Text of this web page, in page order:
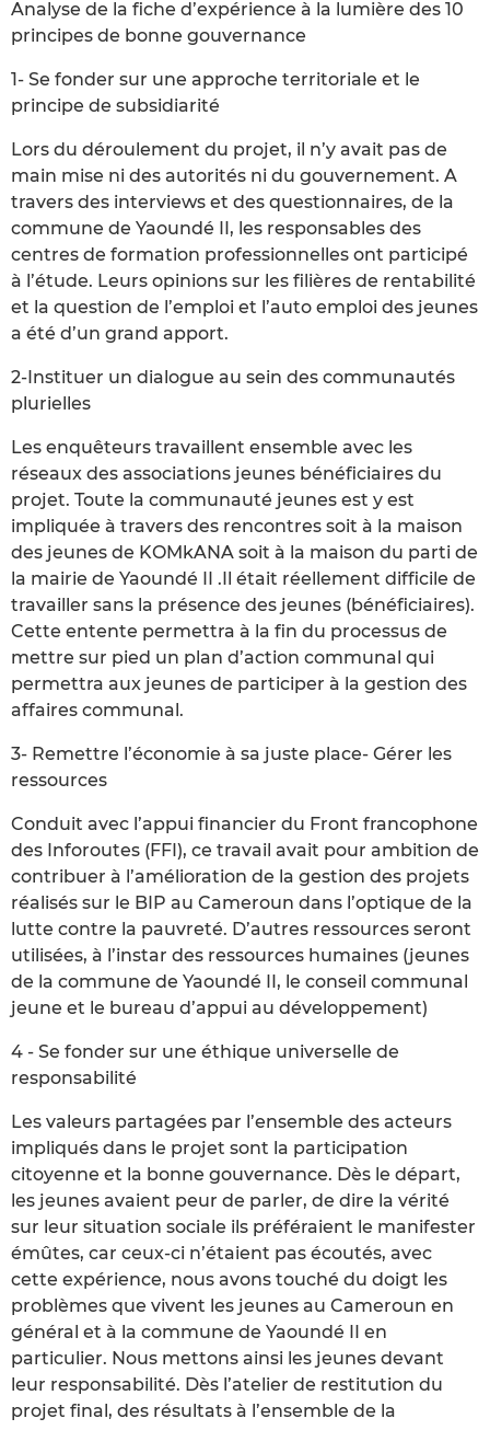
Analyse de la fiche d’expérience à la lumière des 10
principes de bonne gouvernance
1- Se fonder sur une approche territoriale et le
principe de subsidiarité
Lors du déroulement du projet, il n’y avait pas de
main mise ni des autorités ni du gouvernement. A
travers des interviews et des questionnaires, de la
commune de Yaoundé II, les responsables des
centres de formation professionnelles ont participé
à l’étude. Leurs opinions sur les filières de rentabilité
et la question de l’emploi et l’auto emploi des jeunes
a été d’un grand apport.
2-Instituer un dialogue au sein des communautés
plurielles
Les enquêteurs travaillent ensemble avec les
réseaux des associations jeunes bénéficiaires du
projet. Toute la communauté jeunes est y est
impliquée à travers des rencontres soit à la maison
des jeunes de KOMkANA soit à la maison du parti de
la mairie de Yaoundé II .Il était réellement difficile de
travailler sans la présence des jeunes (bénéficiaires).
Cette entente permettra à la fin du processus de
mettre sur pied un plan d’action communal qui
permettra aux jeunes de participer à la gestion des
affaires communal.
3- Remettre l’économie à sa juste place- Gérer les
ressources
Conduit avec l’appui financier du Front francophone
des Inforoutes (FFI), ce travail avait pour ambition de
contribuer à l’amélioration de la gestion des projets
réalisés sur le BIP au Cameroun dans l’optique de la
lutte contre la pauvreté. D’autres ressources seront
utilisées, à l’instar des ressources humaines (jeunes
de la commune de Yaoundé II, le conseil communal
jeune et le bureau d’appui au développement)
4 - Se fonder sur une éthique universelle de
responsabilité
Les valeurs partagées par l’ensemble des acteurs
impliqués dans le projet sont la participation
citoyenne et la bonne gouvernance. Dès le départ,
les jeunes avaient peur de parler, de dire la vérité
sur leur situation sociale ils préféraient le manifester
émûtes, car ceux-ci n’étaient pas écoutés, avec
cette expérience, nous avons touché du doigt les
problèmes que vivent les jeunes au Cameroun en
général et à la commune de Yaoundé II en
particulier. Nous mettons ainsi les jeunes devant
leur responsabilité. Dès l’atelier de restitution du
projet final, des résultats à l’ensemble de la